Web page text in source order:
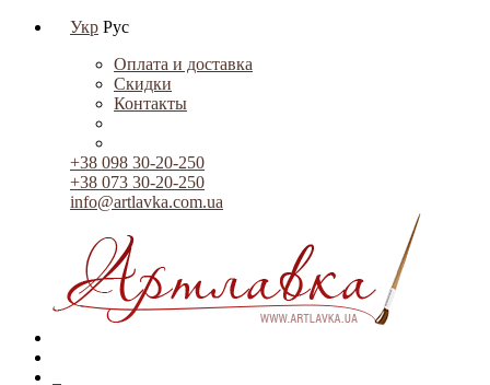
Укр Рус
Оплата и доставка
Скидки
Контакты
+38 098 30-20-250
+38 073 30-20-250
info@artlavka.com.ua